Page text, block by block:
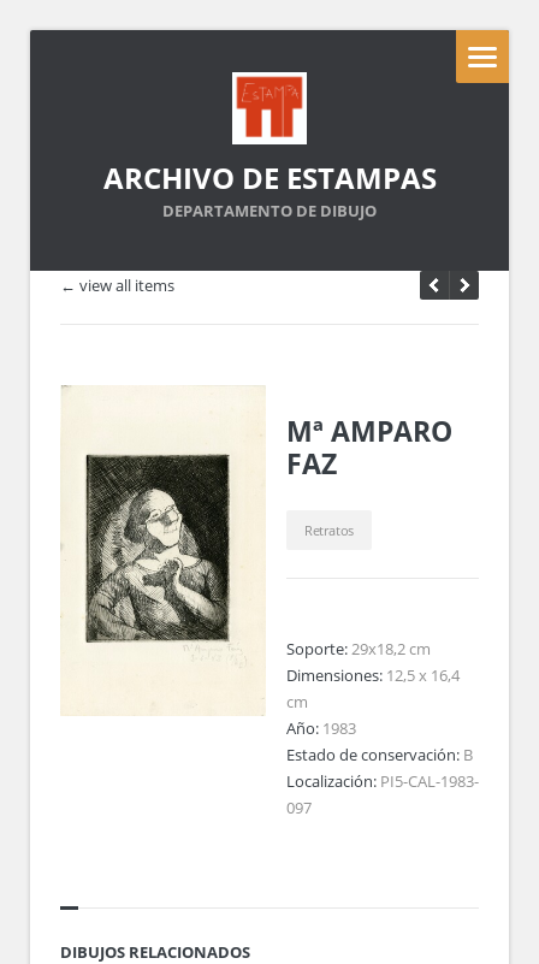
ARCHIVO DE ESTAMPAS
DEPARTAMENTO DE DIBUJO
← view all items
Mª AMPARO
FAZ
Retratos
Soporte:29x18,2 cm
Dimensiones: 12,5 x 16,4
cm
Año: 1983
Estado de conservación: B
Localización: PI5-CAL-1983-
097
DIBUJOS RELACIONADOS